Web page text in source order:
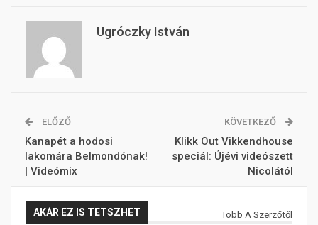
Ugróczky István
ELŐZŐ
Kanapét a hodosi
lakomára Belmondónak!
| Videómix
KÖVETKEZŐ
Klikk Out Vikkendhouse
speciál: Újévi videószett
Nicolától
AKÁR EZ IS TETSZHET Több A Szerzőtől